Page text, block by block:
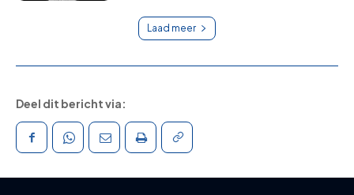
Laad meer
Deel dit bericht via: